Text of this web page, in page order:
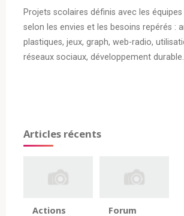
Projets scolaires définis avec les
selon les envies et les besoins repérés :
plastiques, jeux, graph, web-radio,
réseaux sociaux, développement
Articles récents
Actions
Forum